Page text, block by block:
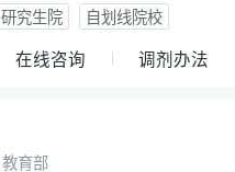
研究生院 自划线院校
在线咨询 调剂办法
教育部